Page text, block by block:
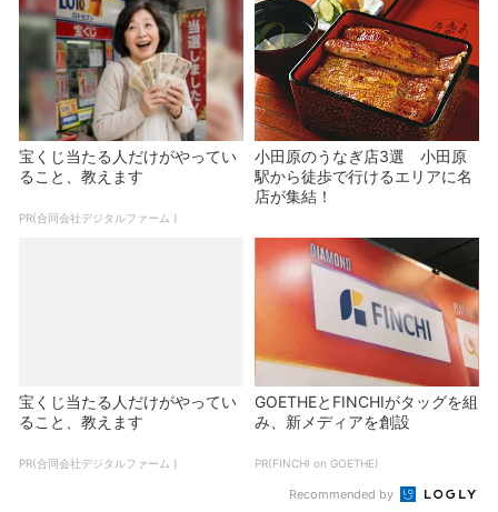
宝くじ当たる人だけがやってい
ること、教えます
PR(合同会社デジタルファーム )
小田原のうなぎ店3選 小田原
駅から徒歩で行けるエリアに名
店が集結！
宝くじ当たる人だけがやってい
ること、教えます
PR(合同会社デジタルファーム )
GOETHEとFINCHIがタッグを組
み、新メディアを創設
PR(FINCHI on GOETHE)
Recommended by